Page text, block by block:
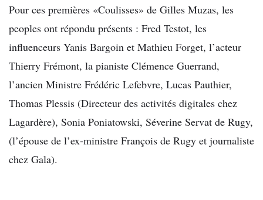
Pour ces premières «Coulisses» de Gilles Muzas, les
peoples ont répondu présents : Fred Testot, les
influenceurs Yanis Bargoin et Mathieu Forget, l’acteur
Thierry Frémont, la pianiste Clémence Guerrand,
l’ancien Ministre Frédéric Lefebvre, Lucas Pauthier,
Thomas Plessis (Directeur des activités digitales chez
Lagardère), Sonia Poniatowski, Séverine Servat de Rugy,
(l’épouse de l’ex-ministre François de Rugy et journaliste
chez Gala).